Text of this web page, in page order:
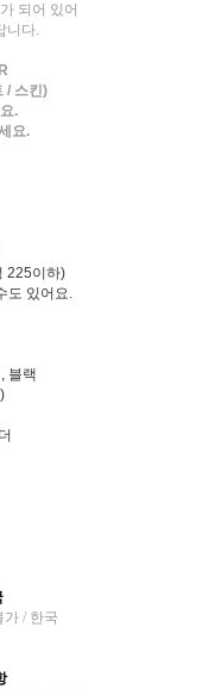
되어 있어
니다.
/ 스킨)
.
요.
225이하)
도 있어요.
블랙
가 / 한국